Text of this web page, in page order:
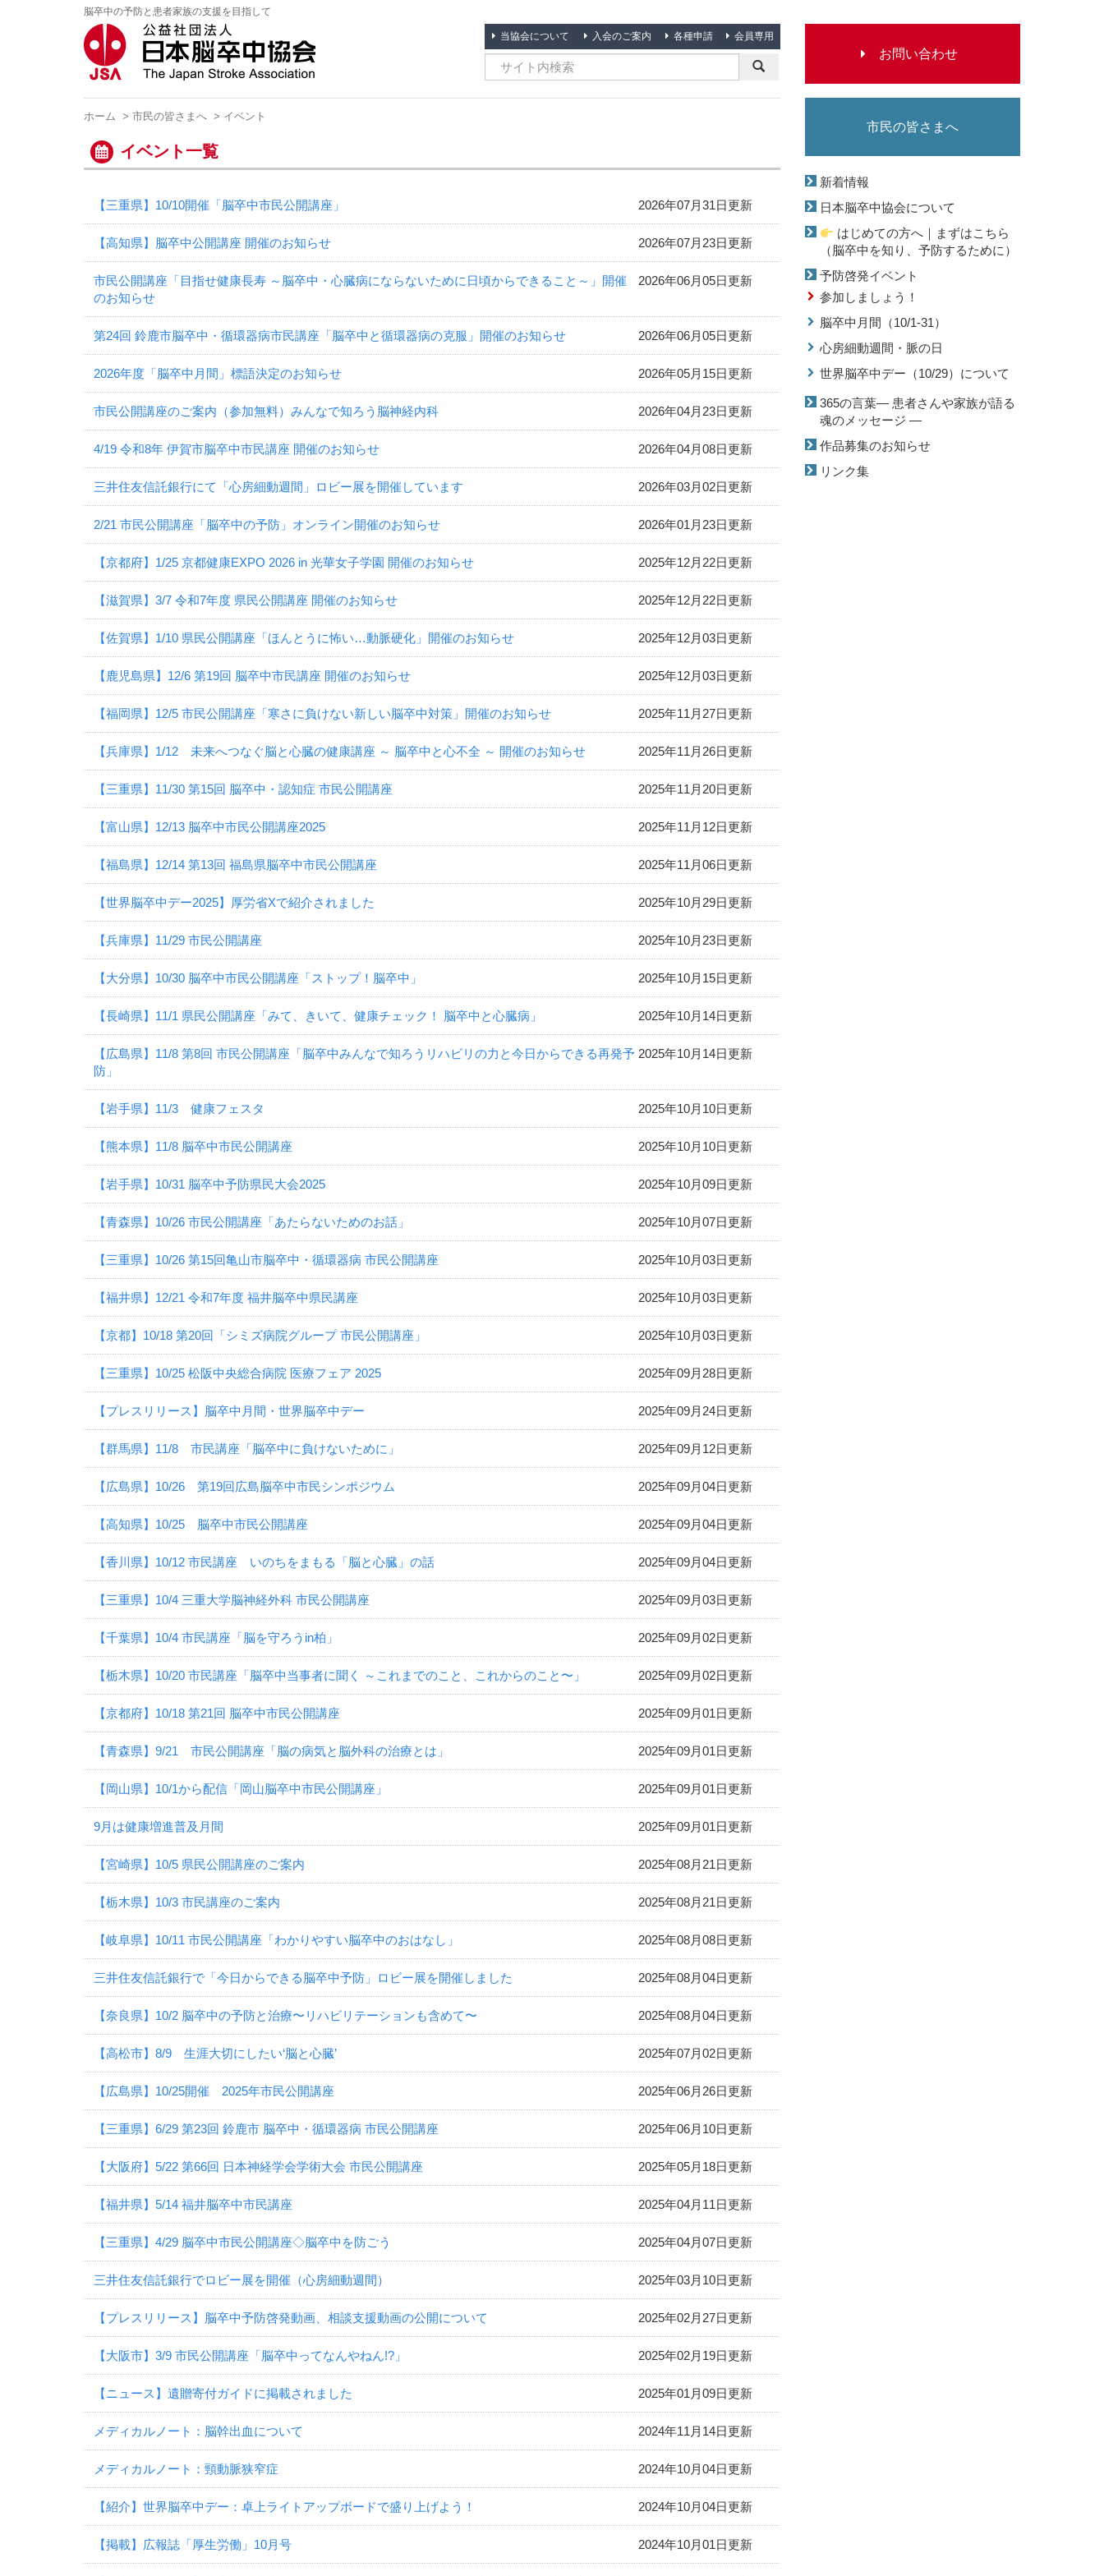
脳卒中の予防と患者家族の支援を目指して
当協会について 入会のご案内 各種申請 会員専用
合
ホーム > 市民の皆さまへ > イベント
イベント一覧
【三重県】10/10開催「脳卒中市民公開講座」 2026年07月31日更新
【高知県】脳卒中公開講座 開催のお知らせ 2026年07月23日更新
市民公開講座「目指せ健康長寿 ～脳卒中・心臓病にならないために日頃からできること～」開催
のお知らせ
2026年06月05日更新
第24回 鈴鹿市脳卒中・循環器病市民講座「脳卒中と循環器病の克服」開催のお知らせ 2026年06月05日更新
2026年度「脳卒中月間」標語決定のお知らせ 2026年05月15日更新
市民公開講座のご案内（参加無料）みんなで知ろう脳神経内科 2026年04月23日更新
4/19 令和8年 伊賀市脳卒中市民講座 開催のお知らせ 2026年04月08日更新
三井住友信託銀行にて「心房細動週間」ロビー展を開催しています 2026年03月02日更新
2/21 市民公開講座「脳卒中の予防」オンライン開催のお知らせ 2026年01月23日更新
【京都府】1/25 京都健康EXPO 2026 in 光華女子学園 開催のお知らせ 2025年12月22日更新
【滋賀県】3/7 令和7年度 県民公開講座 開催のお知らせ 2025年12月22日更新
【佐賀県】1/10 県民公開講座「ほんとうに怖い…動脈硬化」開催のお知らせ 2025年12月03日更新
【鹿児島県】12/6 第19回 脳卒中市民講座 開催のお知らせ 2025年12月03日更新
【福岡県】12/5 市民公開講座「寒さに負けない新しい脳卒中対策」開催のお知らせ 2025年11月27日更新
【兵庫県】1/12 未来へつなぐ脳と心臓の健康講座 ～ 脳卒中と心不全 ～ 開催のお知らせ 2025年11月26日更新
【三重県】11/30 第15回 脳卒中・認知症 市民公開講座 2025年11月20日更新
【富山県】12/13 脳卒中市民公開講座2025 2025年11月12日更新
【福島県】12/14 第13回 福島県脳卒中市民公開講座 2025年11月06日更新
【世界脳卒中デー2025】厚労省Xで紹介されました 2025年10月29日更新
【兵庫県】11/29 市民公開講座 2025年10月23日更新
【大分県】10/30 脳卒中市民公開講座「ストップ！脳卒中」 2025年10月15日更新
【長崎県】11/1 県民公開講座「みて、きいて、健康チェック！ 脳卒中と心臓病」 2025年10月14日更新
【広島県】11/8 第8回 市民公開講座「脳卒中みんなで知ろうリハビリの力と今日からできる再発予
防」
2025年10月14日更新
【岩手県】11/3 健康フェスタ 2025年10月10日更新
【熊本県】11/8 脳卒中市民公開講座 2025年10月10日更新
【岩手県】10/31 脳卒中予防県民大会2025 2025年10月09日更新
【青森県】10/26 市民公開講座「あたらないためのお話」 2025年10月07日更新
【三重県】10/26 第15回亀山市脳卒中・循環器病 市民公開講座 2025年10月03日更新
【福井県】12/21 令和7年度 福井脳卒中県民講座 2025年10月03日更新
【京都】10/18 第20回「シミズ病院グループ 市民公開講座」 2025年10月03日更新
【三重県】10/25 松阪中央総合病院 医療フェア 2025 2025年09月28日更新
【プレスリリース】脳卒中月間・世界脳卒中デー 2025年09月24日更新
【群馬県】11/8 市民講座「脳卒中に負けないために」 2025年09月12日更新
【広島県】10/26 第19回広島脳卒中市民シンポジウム 2025年09月04日更新
【高知県】10/25 脳卒中市民公開講座 2025年09月04日更新
【香川県】10/12 市民講座 いのちをまもる「脳と心臓」の話 2025年09月04日更新
【三重県】10/4 三重大学脳神経外科 市民公開講座 2025年09月03日更新
【千葉県】10/4 市民講座「脳を守ろうin柏」 2025年09月02日更新
【栃木県】10/20 市民講座「脳卒中当事者に聞く ～これまでのこと、これからのこと〜」 2025年09月02日更新
【京都府】10/18 第21回 脳卒中市民公開講座 2025年09月01日更新
【青森県】9/21 市民公開講座「脳の病気と脳外科の治療とは」 2025年09月01日更新
【岡山県】10/1から配信「岡山脳卒中市民公開講座」 2025年09月01日更新
9月は健康増進普及月間 2025年09月01日更新
【宮崎県】10/5 県民公開講座のご案内 2025年08月21日更新
【栃木県】10/3 市民講座のご案内 2025年08月21日更新
【岐阜県】10/11 市民公開講座「わかりやすい脳卒中のおはなし」 2025年08月08日更新
三井住友信託銀行で「今日からできる脳卒中予防」ロビー展を開催しました 2025年08月04日更新
【奈良県】10/2 脳卒中の予防と治療〜リハビリテーションも含めて〜 2025年08月04日更新
【高松市】8/9 生涯大切にしたい‘脳と心臓’ 2025年07月02日更新
【広島県】10/25開催 2025年市民公開講座 2025年06月26日更新
【三重県】6/29 第23回 鈴鹿市 脳卒中・循環器病 市民公開講座 2025年06月10日更新
【大阪府】5/22 第66回 日本神経学会学術大会 市民公開講座 2025年05月18日更新
【福井県】5/14 福井脳卒中市民講座 2025年04月11日更新
【三重県】4/29 脳卒中市民公開講座◇脳卒中を防ごう 2025年04月07日更新
三井住友信託銀行でロビー展を開催（心房細動週間） 2025年03月10日更新
【プレスリリース】脳卒中予防啓発動画、相談支援動画の公開について 2025年02月27日更新
【大阪市】3/9 市民公開講座「脳卒中ってなんやねん!?」 2025年02月19日更新
【ニュース】遺贈寄付ガイドに掲載されました 2025年01月09日更新
メディカルノート：脳幹出血について 2024年11月14日更新
メディカルノート：頸動脈狭窄症 2024年10月04日更新
【紹介】世界脳卒中デー：卓上ライトアップボードで盛り上げよう！ 2024年10月04日更新
【掲載】広報誌「厚生労働」10月号 2024年10月01日更新
市民の皆さまへ
新着情報
日本脳卒中協会について
はじめての方へ｜まずはこちら
（脳卒中を知り、予防するために）
予防啓発イベント
参加しましょう！
脳卒中月間（10/1-31）
心房細動週間・脈の日
世界脳卒中デー（10/29）について
365の言葉― 患者さんや家族が語る
魂のメッセージ ―
作品募集のお知らせ
リンク集